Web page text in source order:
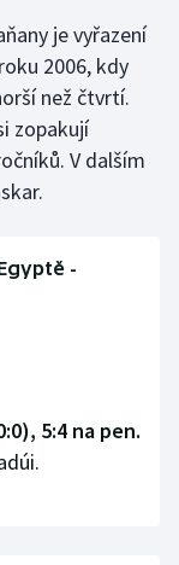
je vyřazení
2006, kdy
než čtvrtí.
zopakují
V dalším
-
5:4 na pen.